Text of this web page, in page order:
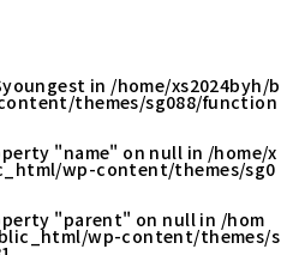
in /home/xs2024byh/b
themes/sg088/function
"name" on null in /home/x
wp-content/themes/sg0
"parent" on null in /hom
wp-content/themes/s